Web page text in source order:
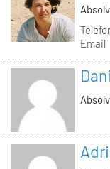
Email